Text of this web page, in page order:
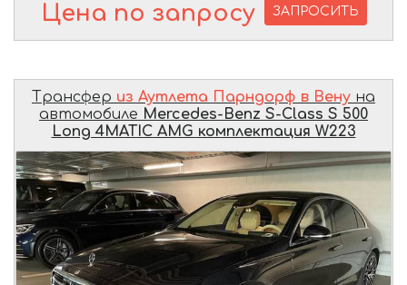
Цена по запросу ЗАПРОСИТЬ
Трансфер из Аутлета Парндорф в Вену на
автомобиле Mercedes-Benz S-Class S 500
Long 4MATIC AMG комплектация W223